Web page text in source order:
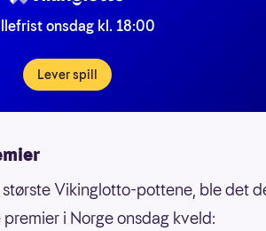
onsdag kl. 18:00
Lever spill
største Vikinglotto-pottene, ble det
i Norge onsdag kveld: